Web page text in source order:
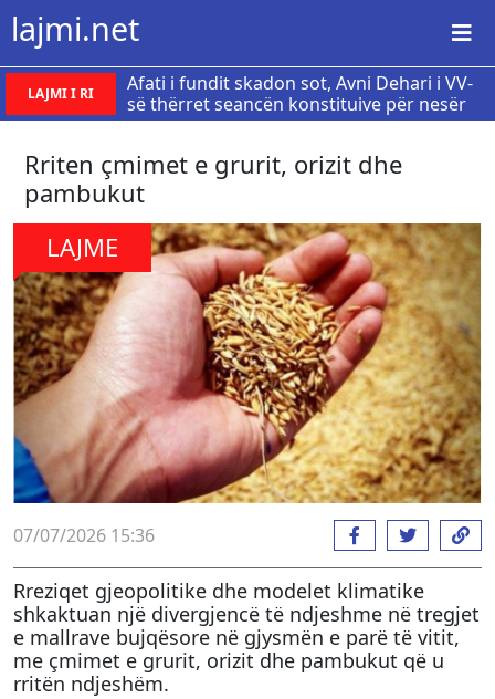
lajmi.net
LAJMI I RI
Afati i fundit skadon sot, Avni Dehari i VV-
së thërret seancën konstituive për nesër
​Rriten çmimet e grurit, orizit dhe
pambukut
LAJME
07/07/2026 15:36
Rreziqet gjeopolitike dhe modelet klimatike
shkaktuan një divergjencë të ndjeshme në tregjet
e mallrave bujqësore në gjysmën e parë të vitit,
me çmimet e grurit, orizit dhe pambukut që u
rritën ndjeshëm.